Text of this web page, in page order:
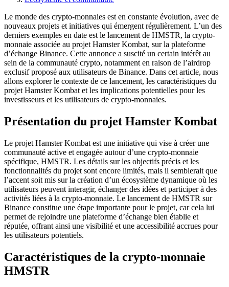
Le monde des crypto-monnaies est en constante évolution, avec de
nouveaux projets et initiatives qui émergent régulièrement. L’un des
derniers exemples en date est le lancement de HMSTR, la crypto-
monnaie associée au projet Hamster Kombat, sur la plateforme
d’échange Binance. Cette annonce a suscité un certain intérêt au
sein de la communauté crypto, notamment en raison de l’airdrop
exclusif proposé aux utilisateurs de Binance. Dans cet article, nous
allons explorer le contexte de ce lancement, les caractéristiques du
projet Hamster Kombat et les implications potentielles pour les
investisseurs et les utilisateurs de crypto-monnaies.
Présentation du projet Hamster Kombat
Le projet Hamster Kombat est une initiative qui vise à créer une
communauté active et engagée autour d’une crypto-monnaie
spécifique, HMSTR. Les détails sur les objectifs précis et les
fonctionnalités du projet sont encore limités, mais il semblerait que
l’accent soit mis sur la création d’un écosystème dynamique où les
utilisateurs peuvent interagir, échanger des idées et participer à des
activités liées à la crypto-monnaie. Le lancement de HMSTR sur
Binance constitue une étape importante pour le projet, car cela lui
permet de rejoindre une plateforme d’échange bien établie et
réputée, offrant ainsi une visibilité et une accessibilité accrues pour
les utilisateurs potentiels.
Caractéristiques de la crypto-monnaie
HMSTR